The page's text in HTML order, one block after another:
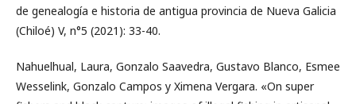
de genealogía e historia de antigua provincia de Nueva Galicia
(Chiloé) V, n°5 (2021): 33-40.
Nahuelhual, Laura, Gonzalo Saavedra, Gustavo Blanco, Esmee
Wesselink, Gonzalo Campos y Ximena Vergara. «On super